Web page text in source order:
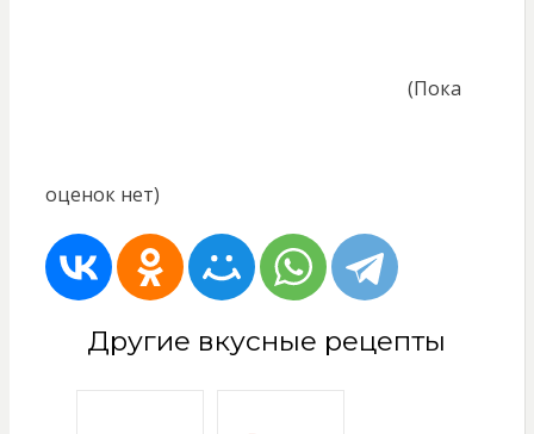
(Пока
оценок нет)
Другие вкусные рецепты